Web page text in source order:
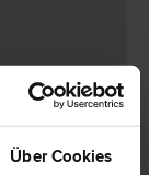
Über Cookies